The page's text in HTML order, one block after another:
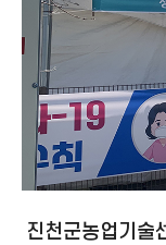
진천군농업기술